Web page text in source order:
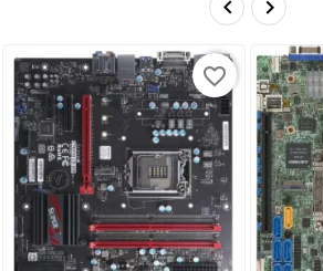
 
favorite_border